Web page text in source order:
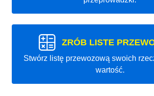
ZRÓB LISTE
Stwórz listę przewozową swoich
wartość.